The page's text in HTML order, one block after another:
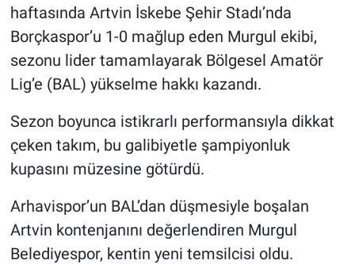
haftasında Artvin İskebe Şehir Stadı’nda
Borçkaspor’u 1-0 mağlup eden Murgul ekibi,
sezonu lider tamamlayarak Bölgesel Amatör
Lig’e (BAL) yükselme hakkı kazandı.
Sezon boyunca istikrarlı performansıyla dikkat
çeken takım, bu galibiyetle şampiyonluk
kupasını müzesine götürdü.
Arhavispor’un BAL’dan düşmesiyle boşalan
Artvin kontenjanını değerlendiren Murgul
Belediyespor, kentin yeni temsilcisi oldu.